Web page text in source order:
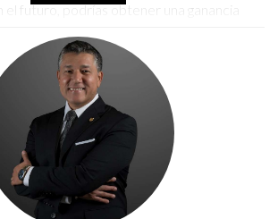
el futuro, podrías obtener una ganancia
en Propiedades
en propiedades frente al mar no está
Uno de los principales es el costo inicial
en estas ubicaciones suelen tener
a su demanda y atractivo. Es